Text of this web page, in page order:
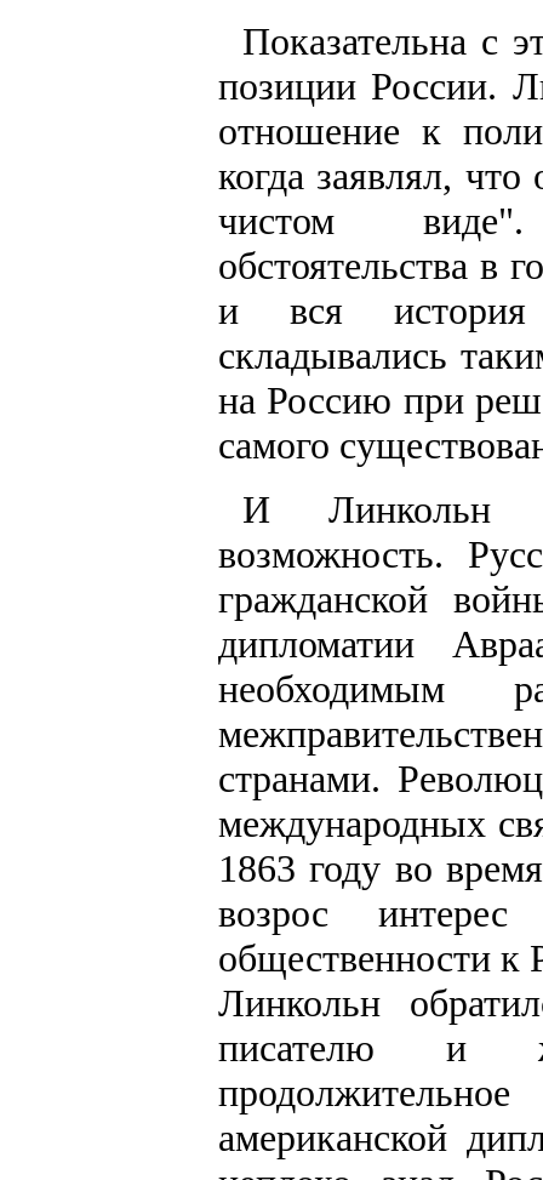
Показательна с
позиции России.
отношение к
когда заявлял,
чистом виде".
обстоятельства в
и вся история
складывались
на Россию при
самого
И Линкольн
возможность.
гражданской
дипломатии
необходимым
странами.
международных
1863 году во
возрос интерес
общественности к
Линкольн
писателю и
американской